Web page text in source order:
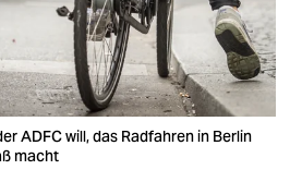
ADFC will, das Radfahren in Berlin
macht